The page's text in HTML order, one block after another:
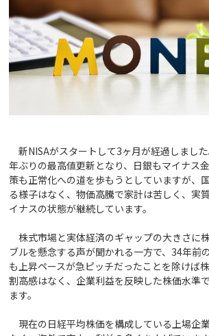
新NISAがスタートして3ヶ月が経過しまし
年ぶりの最高値更新となり、日銀もマイナス
策も正常化への道を歩もうとしていますが、
る様子はなく、物価高騰で家計は苦しく、実
イナスの状態が継続しています。
株式市場と実体経済のギャップの大きさに
ブルを懸念する声が聞かれる一方で、34年前
も上昇ペースが急ピッチだったことを除けば
割高感はなく、企業利益を反映した株価水準
ます。
現在の日経平均株価を構成している上場企